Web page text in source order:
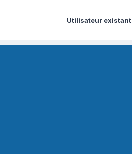
Utilisateur existant